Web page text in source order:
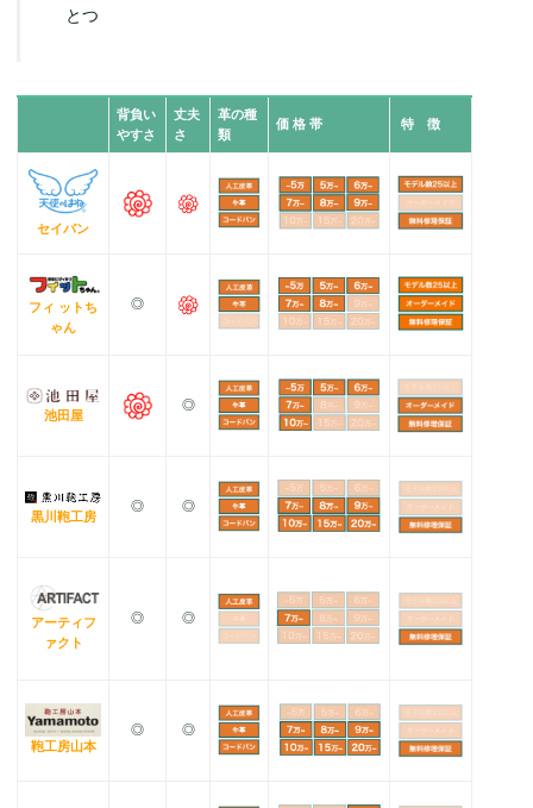
とつ
背負い
やすさ
丈夫
さ
革の種
類
価 格 帯 特 徴
セイバン
フィ ットち
ゃん
◎
池田屋
◎
黒川鞄工房
◎ ◎
アーティフ
ァクト
◎ ◎
鞄工房山本
◎ ◎